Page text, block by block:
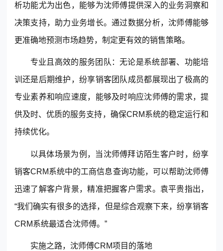
析功能尤为出色，能够为沈师傅提供深入的业务洞察和
决策支持，助力业务增长。通过数据分析，沈师傅能够
更准确地预测市场趋势，制定更有效的销售策略。
专业且高效的服务团队：无论是系统部署、功能培
训还是后期维护，纷享销客团队成员都展现出了极高的
专业素养和响应速度，能够及时响应沈师傅的需求，提
供及时、优质的服务支持，确保CRM系统的稳定运行和
持续优化。
以具体场景为例，当沈师傅拜访陌生客户时，纷享
销客CRM系统中的工商信息查询功能，可以帮助沈师傅
迅速了解客户背景，精准把握客户需求。袁平贵指出，
“我们确实有很多的选择，但是综合观察下来，纷享销客
CRM系统最适合沈师傅。”
实施之路，沈师傅CRM项目的落地